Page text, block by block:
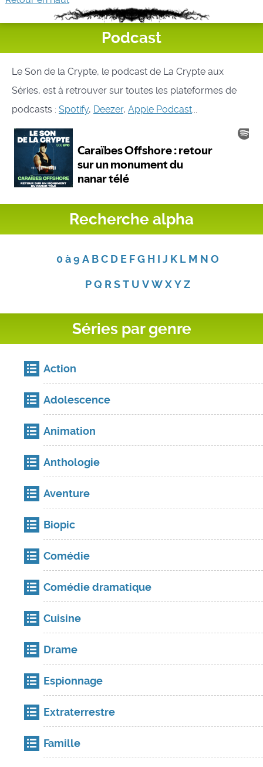
Podcast
Le Son de la Crypte, le podcast de La Crypte aux
Séries, est à retrouver sur toutes les plateformes de
podcasts : Spotify, Deezer, Apple Podcast...
Recherche alpha
0 à 9 A B C D E F G H I J K L M N O
P Q R S T U V W X Y Z
Séries par genre
Action
Adolescence
Animation
Anthologie
Aventure
Biopic
Comédie
Comédie dramatique
Cuisine
Drame
Espionnage
Extraterrestre
Famille